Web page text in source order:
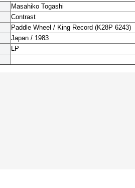
Masahiko Togashi
Contrast
Paddle Wheel / King Record (K28P 6243)
Japan / 1983
LP